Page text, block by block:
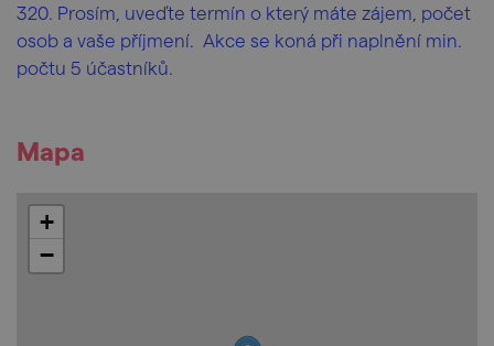
320. Prosím, uveďte termín o který máte zájem, počet
osob a vaše příjmení. Akce se koná při naplnění min.
počtu 5 účastníků.
Mapa
+
−